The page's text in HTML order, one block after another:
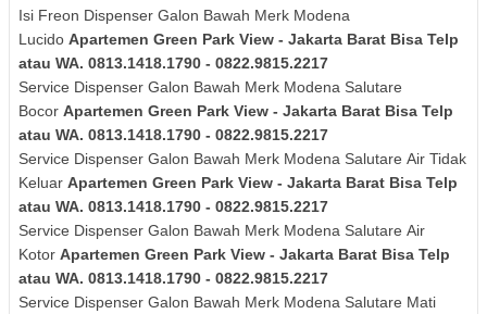
Isi Freon Dispenser Galon Bawah Merk Modena
Lucido Apartemen Green Park View - Jakarta Barat Bisa Telp
atau WA. 0813.1418.1790 - 0822.9815.2217
Service Dispenser Galon Bawah Merk Modena Salutare
Bocor Apartemen Green Park View - Jakarta Barat Bisa Telp
atau WA. 0813.1418.1790 - 0822.9815.2217
Service Dispenser Galon Bawah Merk Modena Salutare Air Tidak
Keluar Apartemen Green Park View - Jakarta Barat Bisa Telp
atau WA. 0813.1418.1790 - 0822.9815.2217
Service Dispenser Galon Bawah Merk Modena Salutare Air
Kotor Apartemen Green Park View - Jakarta Barat Bisa Telp
atau WA. 0813.1418.1790 - 0822.9815.2217
Service Dispenser Galon Bawah Merk Modena Salutare Mati